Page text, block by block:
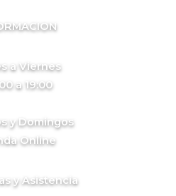
a Viernes
a 19:00
y Domingos
Online
y Asistencia